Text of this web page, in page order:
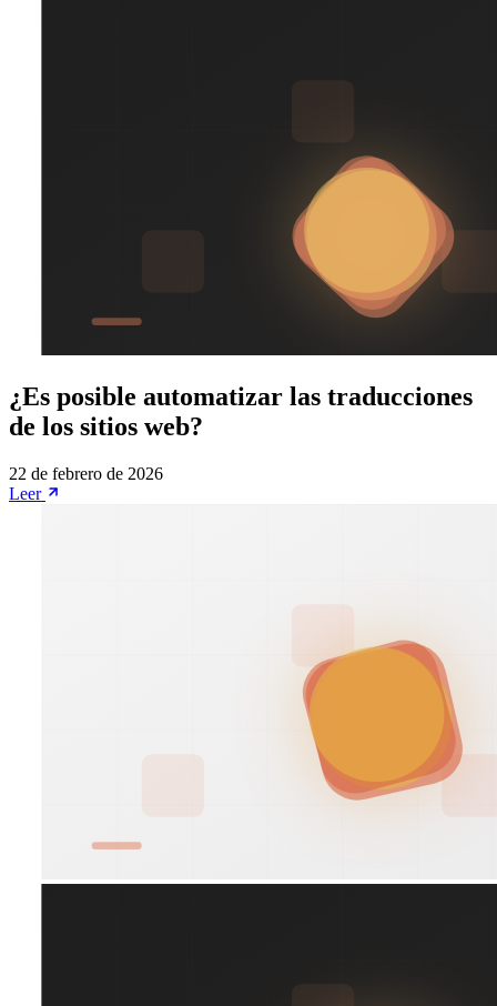
¿Es posible automatizar las traducciones
de los sitios web?
22 de febrero de 2026
Leer